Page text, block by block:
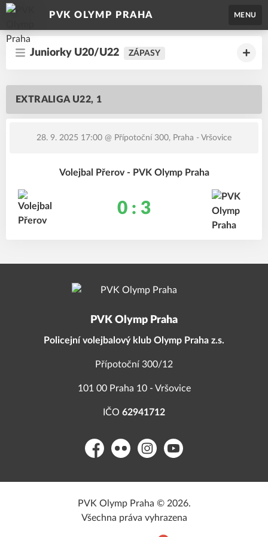
PVK OLYMP PRAHA MENU
Juniorky U20/U22 ZÁPASY
EXTRALIGA U22, 1
28. 9. 2025 17:00 @ Přípotoční 300, Praha - Vršovice
Volejbal Přerov - PVK Olymp Praha
0 : 3
PVK Olymp Praha
Policejní volejbalový klub Olymp Praha z.s.
Přípotoční 300/12
101 00 Praha 10 - Vršovice
IČO 62941712
FacebookFlickr InstagramYouTube
PVK Olymp Praha © 2026.
Všechna práva vyhrazena